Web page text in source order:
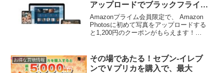
アップロードでブラックフライデ
ーでも使える1,200円のクーポン
がもらえる（～11/30）
Amazonプライム会員限定で、 Amazon
Photosに初めて写真をアップロードする
と1,200円のクーポンがもらえます！
ロード2...
お得な買物情報
その場であたる！セブン‐イレブ
ンでＶプリカを購入で、最大